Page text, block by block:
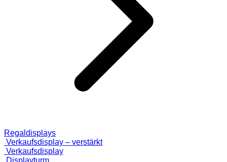
Regaldisplays
Verkaufsdisplay – verstärkt
Verkaufsdisplay
Displayturm